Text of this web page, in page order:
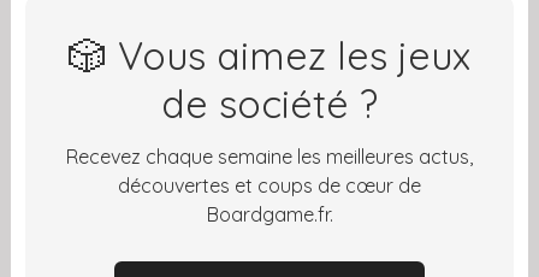
🎲 Vous aimez les jeux
de société ?
Recevez chaque semaine les meilleures actus,
découvertes et coups de cœur de
Boardgame.fr.